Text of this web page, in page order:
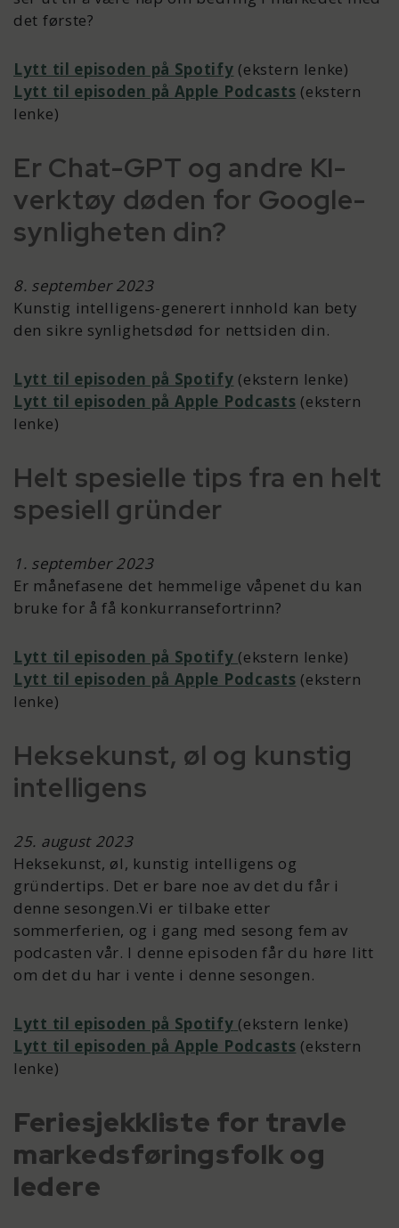
det første?
Lytt til episoden på Spotify (ekstern lenke)
Lytt til episoden på Apple Podcasts (ekstern
lenke)
Er Chat-GPT og andre KI-
verktøy døden for Google-
synligheten din?
8. september 2023
Kunstig intelligens-generert innhold kan bety
den sikre synlighetsdød for nettsiden din.
Lytt til episoden på Spotify (ekstern lenke)
Lytt til episoden på Apple Podcasts (ekstern
lenke)
Helt spesielle tips fra en helt
spesiell gründer
1. september 2023
Er månefasene det hemmelige våpenet du kan
bruke for å få konkurransefortrinn?
Lytt til episoden på Spotify (ekstern lenke)
Lytt til episoden på Apple Podcasts (ekstern
lenke)
Heksekunst, øl og kunstig
intelligens
25. august 2023
Heksekunst, øl, kunstig intelligens og
gründertips. Det er bare noe av det du får i
denne sesongen.Vi er tilbake etter
sommerferien, og i gang med sesong fem av
podcasten vår. I denne episoden får du høre litt
om det du har i vente i denne sesongen.
Lytt til episoden på Spotify (ekstern lenke)
Lytt til episoden på Apple Podcasts (ekstern
lenke)
Feriesjekkliste for travle
markedsføringsfolk og
ledere